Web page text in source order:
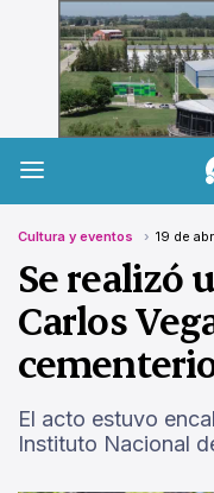
Cultura y eventos 19 de
Se realizó
Carlos
El acto estuvo
Instituto Nacional